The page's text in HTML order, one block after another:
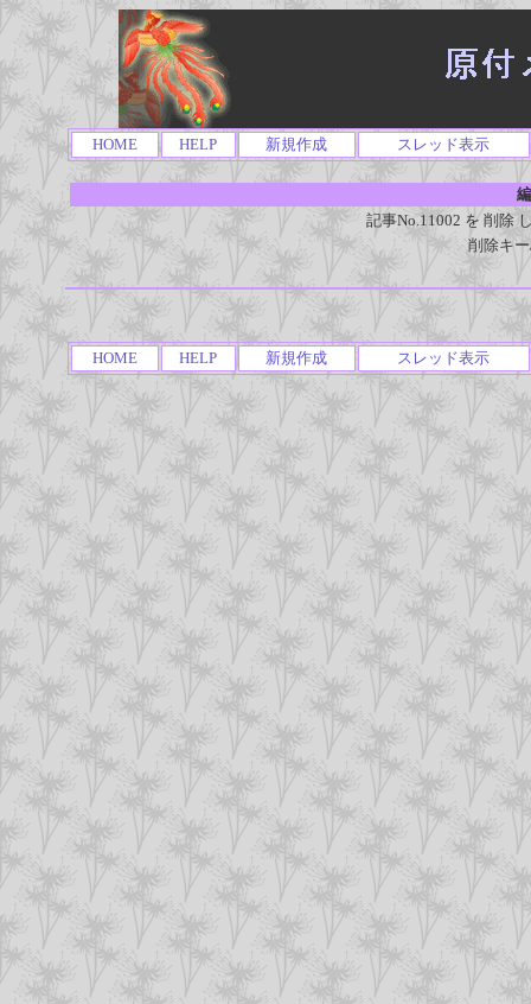
HOME HELP 新規作成 スレッド表示
記事No.11002 を 削除
削除キ
HOME HELP 新規作成 スレッド表示